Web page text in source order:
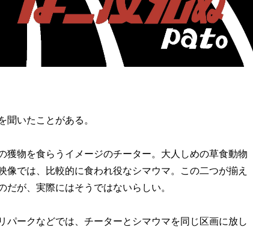
いたことがある。
物を食らうイメージのチーター。大人しめの草食動物
では、比較的に食われ役なシマウマ。この二つが揃え
が、実際にはそうではないらしい。
ークなどでは、チーターとシマウマを同じ区画に放し